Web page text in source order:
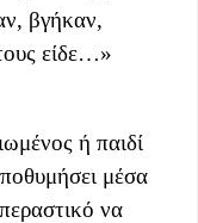
βγήκαν,
είδε…»
ή παιδί
μέσα
να